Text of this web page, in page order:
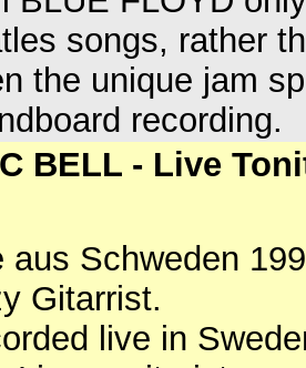
songs, rather
the unique jam
recording.
BELL - Live
aus Schweden
Gitarrist.
live in